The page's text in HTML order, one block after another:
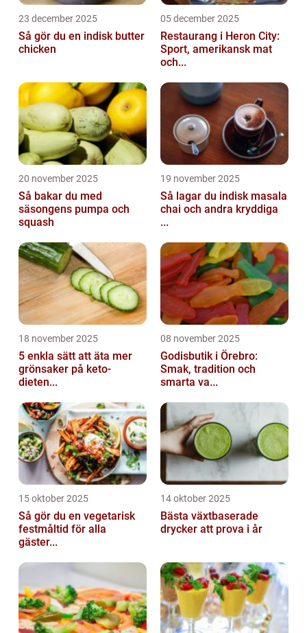
23 december 2025
Så gör du en indisk butter
chicken
05 december 2025
Restaurang i Heron City:
Sport, amerikansk mat
och...
20 november 2025
Så bakar du med
säsongens pumpa och
squash
19 november 2025
Så lagar du indisk masala
chai och andra kryddiga
...
18 november 2025
5 enkla sätt att äta mer
grönsaker på keto-
dieten...
08 november 2025
Godisbutik i Örebro:
Smak, tradition och
smarta va...
15 oktober 2025
Så gör du en vegetarisk
festmåltid för alla
gäster...
14 oktober 2025
Bästa växtbaserade
drycker att prova i år